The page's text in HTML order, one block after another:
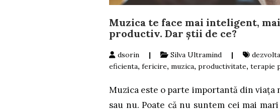
Muzica te face mai inteligent,
productiv. Dar știi de ce?
dsorin | Silva Ultramind |
eficienta, fericire, muzica, productivitate, terapie
Muzica este o parte importantă din viața
sau nu. Poate că nu suntem cei mai